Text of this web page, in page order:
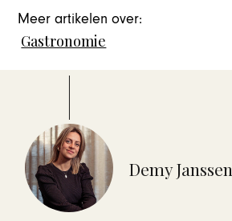
Meer artikelen over:
Gastronomie
Demy Janssen